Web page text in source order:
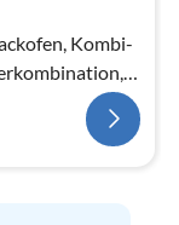
Kombi-